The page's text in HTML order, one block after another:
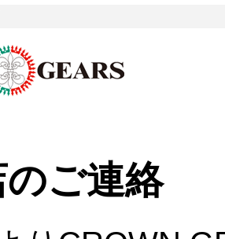
のご連絡